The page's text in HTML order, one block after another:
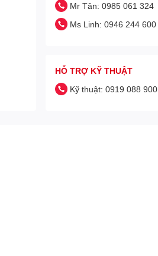
Mr Tân: 0985 061 324
Ms Linh: 0946 244 600
HỖ TRỢ KỸ THUẬT
Kỹ thuật: 0919 088 900